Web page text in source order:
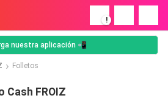
!
nuestra aplicación 📲
Folletos
Cash FROIZ